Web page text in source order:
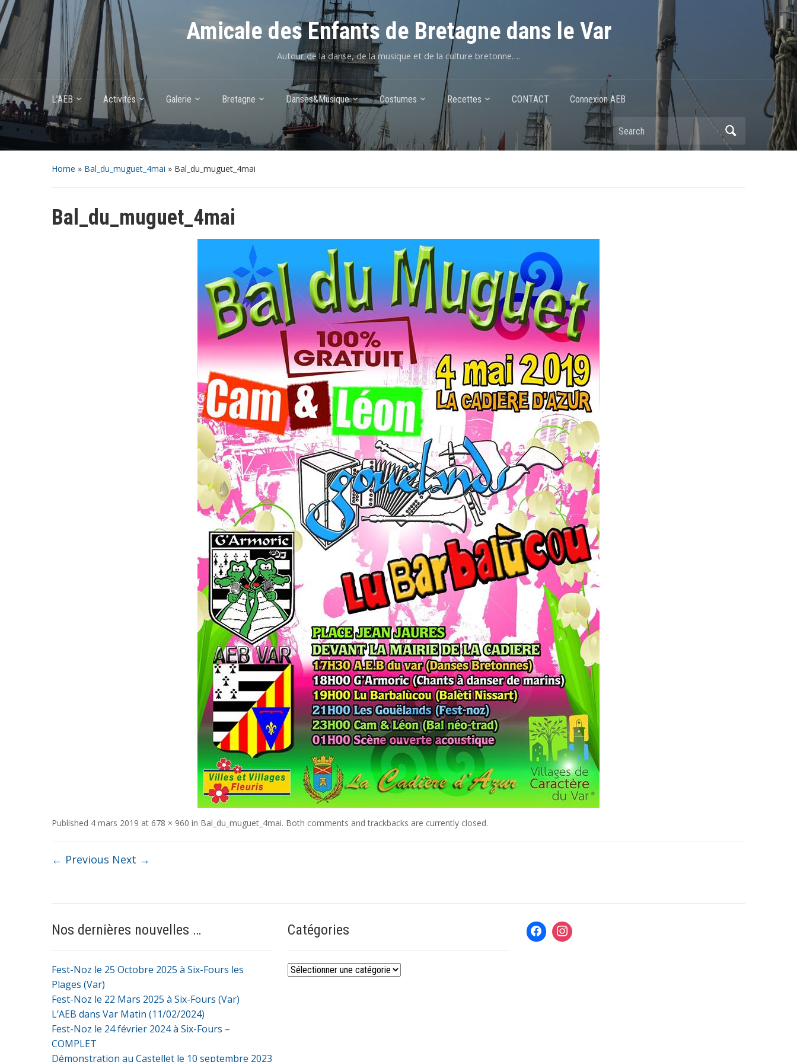
Amicale des Enfants de Bretagne dans le Var
Autour de la danse, de la musique et de la culture bretonne….
L’AEB Activités Galerie Bretagne Danses&Musique Costumes Recettes CONTACT Connexion AEB
Home » Bal_du_muguet_4mai » Bal_du_muguet_4mai
Bal_du_muguet_4mai
Published 4 mars 2019 at 678 × 960 in Bal_du_muguet_4mai. Both comments and trackbacks are currently closed.
← Previous Next →
Nos dernières nouvelles …
Fest-Noz le 25 Octobre 2025 à Six-Fours les
Plages (Var)
Fest-Noz le 22 Mars 2025 à Six-Fours (Var)
L’AEB dans Var Matin (11/02/2024)
Fest-Noz le 24 février 2024 à Six-Fours –
COMPLET
Démonstration au Castellet le 10 septembre 2023
Catégories
Catégories